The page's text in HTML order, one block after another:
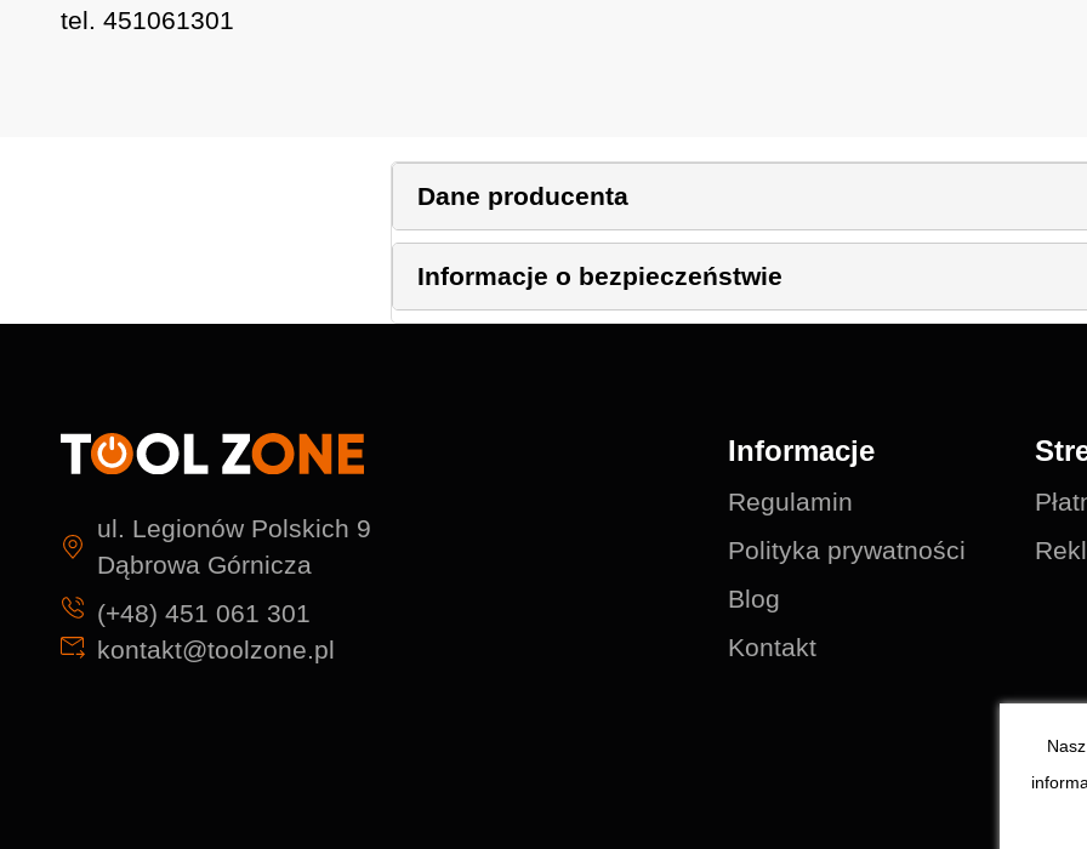
tel. 451061301
Dane producenta
Informacje o bezpieczeństwie
ul. Legionów Polskich 9
Dąbrowa Górnicza
(+48) 451 061 301
kontakt@toolzone.pl
Informacje
Regulamin
Polityka prywatności
Blog
Kontakt